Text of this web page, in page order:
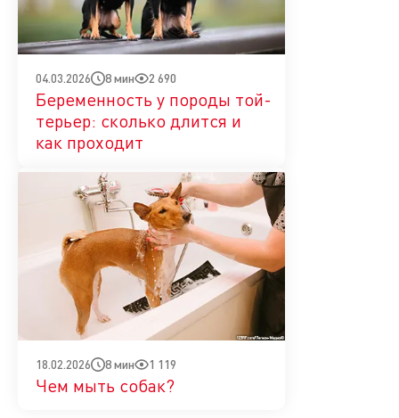
04.03.2026 8 мин 2 690
Беременность у породы той-
терьер: сколько длится и
как проходит
18.02.2026 8 мин 1 119
Чем мыть собак?